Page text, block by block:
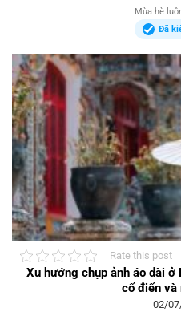
Mùa hè
Đã
Rate this post
Xu hướng chụp ảnh áo dài
cổ điển và
02/